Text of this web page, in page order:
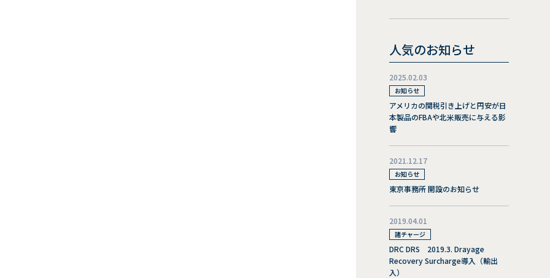
人気のお知らせ
2025.02.03
お知らせ
アメリカの関税引き上げと円安が日
本製品のFBAや北米販売に与える影
響
2021.12.17
お知らせ
東京事務所 開設のお知らせ
2019.04.01
諸チャージ
DRC DRS 2019.3. Drayage
Recovery Surcharge導入（輸出
入）